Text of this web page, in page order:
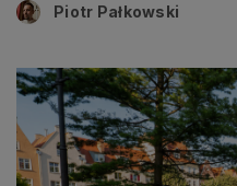
Piotr Pałkowski